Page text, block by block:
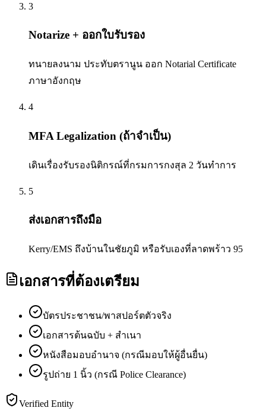
3
Notarize + ออกใบรับรอง
ทนายลงนาม ประทับตรานูน ออก Notarial Certificate
ภาษาอังกฤษ
4
MFA Legalization (ถ้าจำเป็น)
เดินเรื่องรับรองนิติกรณ์ที่กรมการกงสุล 2 วันทำการ
5
ส่งเอกสารถึงมือ
Kerry/EMS ถึงบ้านในชัยภูมิ หรือรับเองที่ลาดพร้าว 95
เอกสารที่ต้องเตรียม
บัตรประชาชน/พาสปอร์ตตัวจริง
เอกสารต้นฉบับ + สำเนา
หนังสือมอบอำนาจ (กรณีมอบให้ผู้อื่นยื่น)
รูปถ่าย 1 นิ้ว (กรณี Police Clearance)
Verified Entity